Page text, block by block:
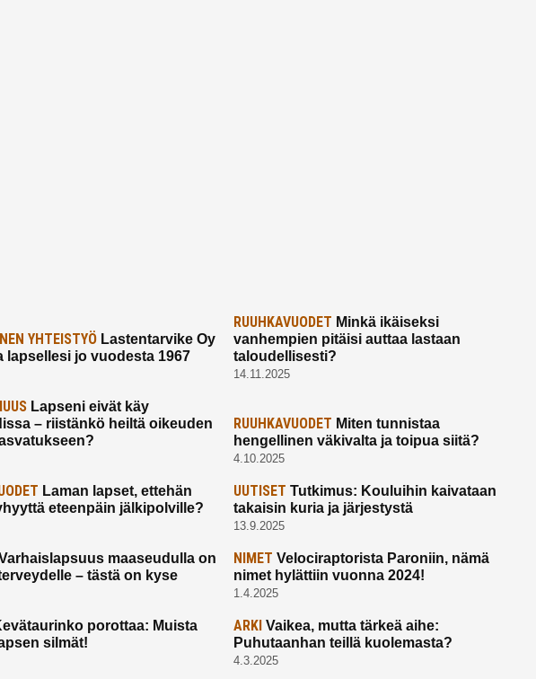
YHTEISTYÖLastentarvike Oy
lapsellesi jo vuodesta 1967
RUUHKAVUODET Minkä ikäiseksi
vanhempien pitäisi auttaa lastaan
taloudellisesti?
14.11.2025
Lapseni eivät käy
– riistänkö heiltä oikeuden
RUUHKAVUODET Miten tunnistaa
hengellinen väkivalta ja toipua siitä?
4.10.2025
Laman lapset, ettehän
eteenpäin jälkipolville?
UUTISET Tutkimus: Kouluihin kaivataan
takaisin kuria ja järjestystä
13.9.2025
maaseudulla on
– tästä on kyse
NIMET Velociraptorista Paroniin, nämä
nimet hylättiin vuonna 2024!
1.4.2025
porottaa: Muista
silmät!
ARKI Vaikea, mutta tärkeä aihe:
Puhutaanhan teillä kuolemasta?
4.3.2025